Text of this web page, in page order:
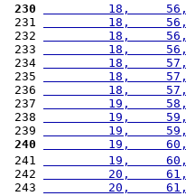
230
18,
231
18,
232
18,
233
18,
234
18,
235
18,
236
18,
237
19,
238
19,
239
19,
240
19,
241
19,
242
20,
243
20,